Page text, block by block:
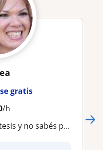
gratis
/h
por dónde empezar?